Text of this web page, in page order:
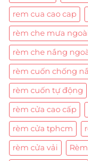
rem cua cao cap
rèm che mưa
rèm che nắng
rèm cuốn chống
rèm cuốn tự động
rèm cửa cao cấp
rèm cửa tphcm
rèm cửa vải